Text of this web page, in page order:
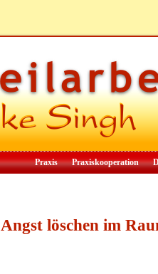
Praxis Praxiskooperation
Angst löschen im